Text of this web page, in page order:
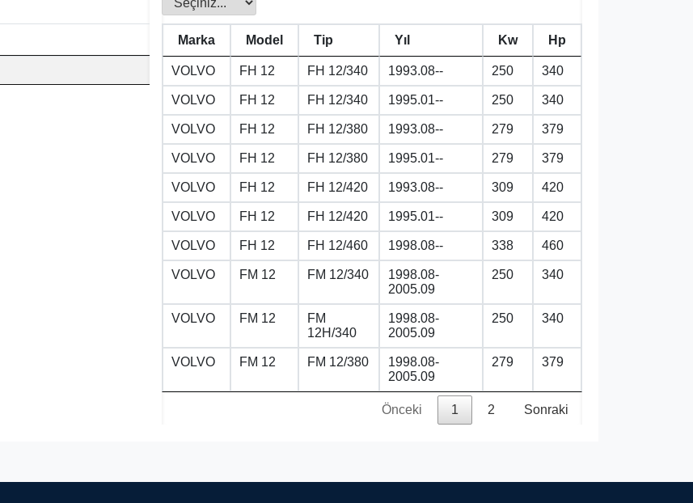
Marka Model Tip Yıl Kw Hp
VOLVO FH 12 FH 12/340 1993.08-- 250 340
VOLVO FH 12 FH 12/340 1995.01-- 250 340
VOLVO FH 12 FH 12/380 1993.08-- 279 379
VOLVO FH 12 FH 12/380 1995.01-- 279 379
VOLVO FH 12 FH 12/420 1993.08-- 309 420
VOLVO FH 12 FH 12/420 1995.01-- 309 420
VOLVO FH 12 FH 12/460 1998.08-- 338 460
VOLVO FM 12 FM 12/340
1998.08-
2005.09
250 340
VOLVO FM 12
FM
12H/340
1998.08-
2005.09
250 340
VOLVO FM 12 FM 12/380
1998.08-
2005.09
279 379
Önceki 1 2 Sonraki